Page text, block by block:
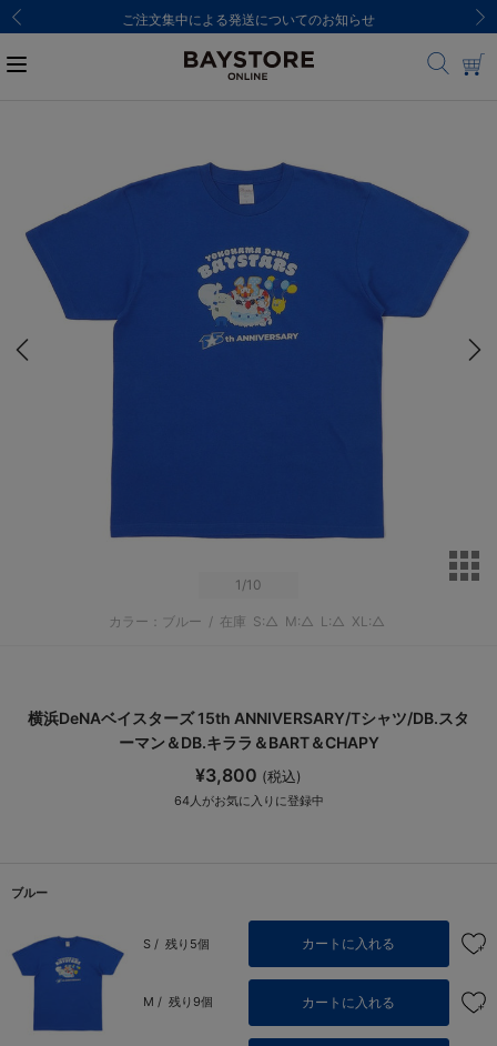
ご注文集中による発送についてのお知らせ
1 /10
カラー：ブルー / 在庫 S:△ M:△ L:△ XL:△
横浜DeNAベイスターズ 15th ANNIVERSARY/Tシャツ/DB.スタ
ーマン＆DB.キララ＆BART＆CHAPY
¥3,800 (税込)
64 人がお気に入りに登録中
ブルー
S / 残り5個 カートに入れる
M / 残り9個 カートに入れる